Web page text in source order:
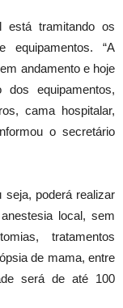
está tramitando os
equipamentos. “A
andamento e hoje
equipamentos,
cama hospitalar,
o secretário
poderá realizar
local, sem
tratamentos
de mama, entre
será de até 100